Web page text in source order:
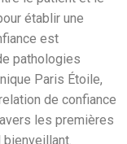
établir une
est
pathologies
Paris Étoile,
de confiance
les premières
bienveillant.